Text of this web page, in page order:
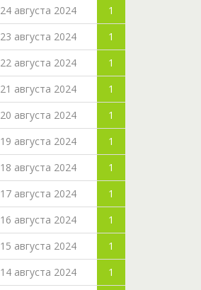
24 августа 2024
1
23 августа 2024
1
22 августа 2024
1
21 августа 2024
1
20 августа 2024
1
19 августа 2024
1
18 августа 2024
1
17 августа 2024
1
16 августа 2024
1
15 августа 2024
1
14 августа 2024
1